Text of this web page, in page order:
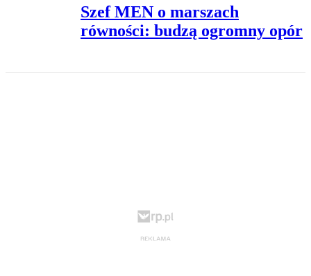
Szef MEN o marszach
równości: budzą ogromny opór